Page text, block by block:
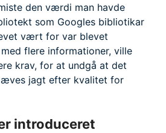
den værdi man havde
som Googles bibliotikar
vært for var blevet
flere informationer, ville
krav, for at undgå at det
jagt efter kvalitet for
introduceret